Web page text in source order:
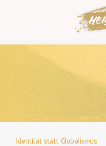
Identität statt Globalismus